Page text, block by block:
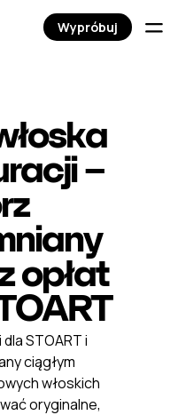
–
opłat
STOART i
ciągłym
włoskich
oryginalne,
Wypróbuj